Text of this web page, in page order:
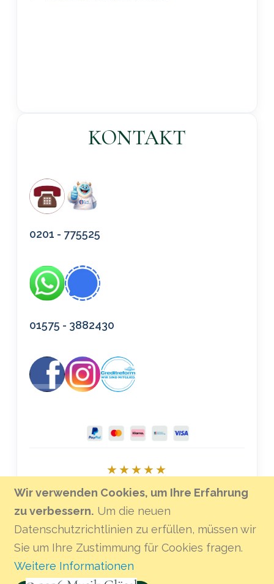
Wir verwenden Cookies, um Ihre Erfahrung
zu verbessern. Um die neuen
Datenschutzrichtlinien zu erfüllen, müssen wir
Sie um Ihre Zustimmung für Cookies fragen.
Weitere Informationen
KONTAKT
0201 - 775525
01575 - 3882430
★★★★★
Bei Google bewerten